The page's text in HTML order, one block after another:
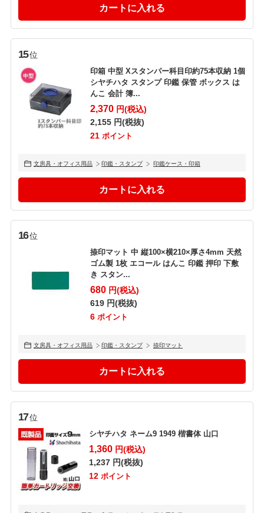
15位
印箱 中型 Xスタンパー科目印約75本収納 1個
シヤチハタ スタンプ 印鑑 保管 ボックス は
んこ 会計 簿...
2,370円(税込)
2,155円(税抜)
21 ポイント
文房具・オフィス用品 印鑑・スタンプ 印鑑ケース・印箱
16位
捺印マット 中 縦100×横210×厚さ4mm 天然
ゴム製 1枚 エコール はんこ 印鑑 押印 下敷
き スタン...
680円(税込)
619円(税抜)
6 ポイント
文房具・オフィス用品 印鑑・スタンプ 捺印マット
17位
シヤチハタ ネーム9 1949 楷書体 山口
1,360 円(税込)
1,237 円(税抜)
12 ポイント